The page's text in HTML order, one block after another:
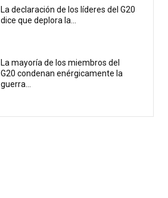
La declaración de los líderes del G20
dice que deplora la...
La mayoría de los miembros del
G20 condenan enérgicamente la
guerra...